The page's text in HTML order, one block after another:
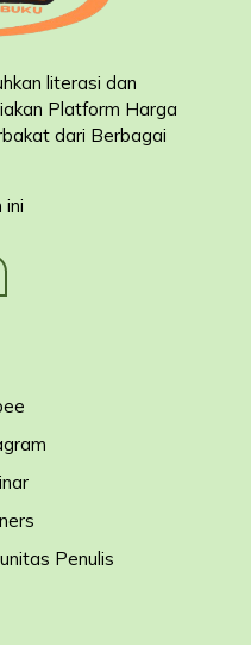
literasi dan
Platform Harga
dari Berbagai
ini
Penulis